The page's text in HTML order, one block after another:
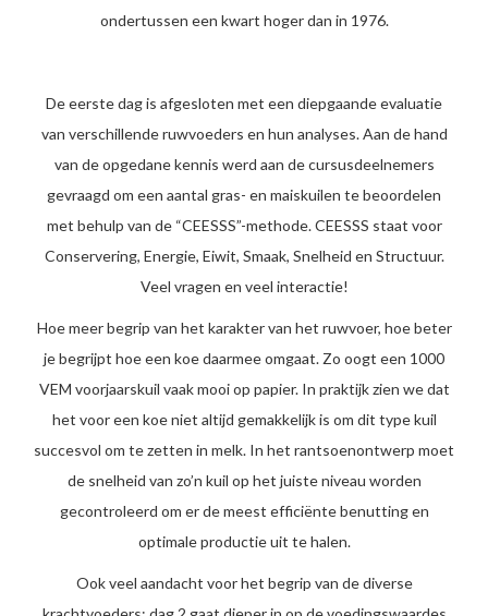
ondertussen een kwart hoger dan in 1976.
De eerste dag is afgesloten met een diepgaande evaluatie
van verschillende ruwvoeders en hun analyses. Aan de hand
van de opgedane kennis werd aan de cursusdeelnemers
gevraagd om een aantal gras- en maiskuilen te beoordelen
met behulp van de “CEESSS”-methode. CEESSS staat voor
Conservering, Energie, Eiwit, Smaak, Snelheid en Structuur.
Veel vragen en veel interactie!
Hoe meer begrip van het karakter van het ruwvoer, hoe beter
je begrijpt hoe een koe daarmee omgaat. Zo oogt een 1000
VEM voorjaarskuil vaak mooi op papier. In praktijk zien we dat
het voor een koe niet altijd gemakkelijk is om dit type kuil
succesvol om te zetten in melk. In het rantsoenontwerp moet
de snelheid van zo’n kuil op het juiste niveau worden
gecontroleerd om er de meest efficiënte benutting en
optimale productie uit te halen.
Ook veel aandacht voor het begrip van de diverse